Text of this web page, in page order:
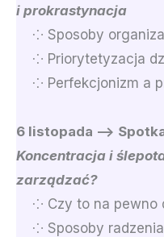
i prokrastynacja
⁘ Sposoby
⁘ Priorytetyzacja
⁘ Perfekcjonizm a
6 listopada –>
Koncentracja i
zarządzać?
⁘ Czy to na pewno
⁘ Sposoby